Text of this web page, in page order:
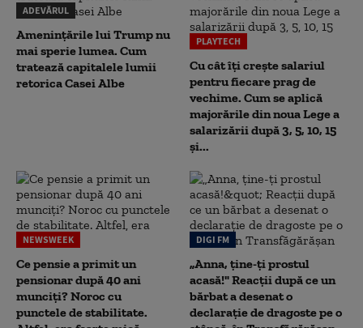
ADEVĂRUL
Amenințările lui Trump nu
mai sperie lumea. Cum
tratează capitalele lumii
retorica Casei Albe
PLAYTECH
Cu cât îți crește salariul
pentru fiecare prag de
vechime. Cum se aplică
majorările din noua Lege a
salarizării după 3, 5, 10, 15
și...
NEWSWEEK
Ce pensie a primit un
pensionar după 40 ani
munciți? Noroc cu
punctele de stabilitate.
DIGI FM
„Anna, ţine-ţi prostul
acasă!" Reacţii după ce un
bărbat a desenat o
declaraţie de dragoste pe o